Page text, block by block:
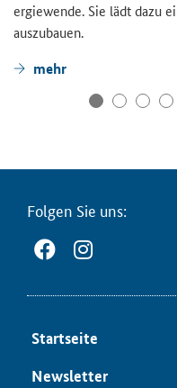
er­gie­wen­de. Sie lädt dazu
aus­zu­bau­en.
mehr
Fol­gen Sie uns:
Start­sei­te
News­let­ter